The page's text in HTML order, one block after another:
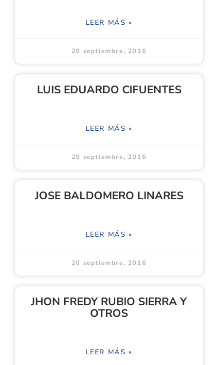
LEER MÁS »
20 septiembre, 2016
LUIS EDUARDO CIFUENTES
LEER MÁS »
20 septiembre, 2016
JOSE BALDOMERO LINARES
LEER MÁS »
20 septiembre, 2016
JHON FREDY RUBIO SIERRA Y
OTROS
LEER MÁS »